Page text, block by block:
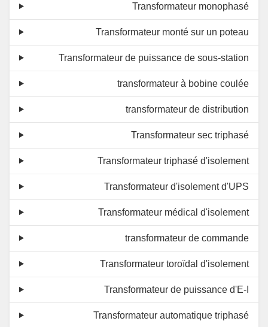
Transformateur monophasé
Transformateur monté sur un poteau
Transformateur de puissance de sous-station
transformateur à bobine coulée
transformateur de distribution
Transformateur sec triphasé
Transformateur triphasé d'isolement
Transformateur d'isolement d'UPS
Transformateur médical d'isolement
transformateur de commande
Transformateur toroïdal d'isolement
Transformateur de puissance d'E-I
Transformateur automatique triphasé